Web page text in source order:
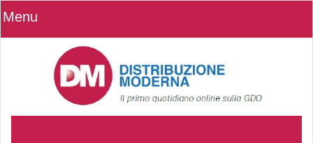
Menu